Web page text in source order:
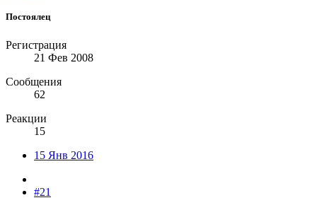
Постоялец
Регистрация
21 Фев 2008
Сообщения
62
Реакции
15
15 Янв 2016
#21